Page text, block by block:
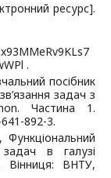
ресурс].
.
посібник
задач з
Частина 1.
892-3.
в галузі
Вінниця: ВНТУ,